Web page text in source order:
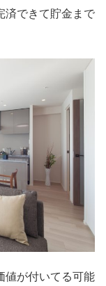
済できて貯金まで
値が付いてる可能